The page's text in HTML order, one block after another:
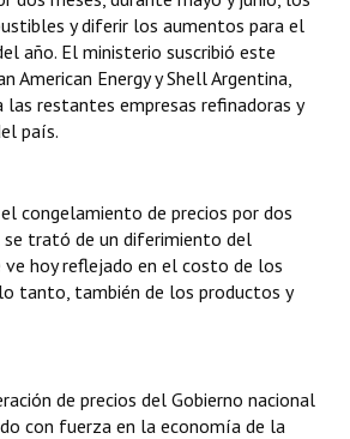
y diferir los aumentos para el
año. El ministerio suscribió este
American Energy y Shell Argentina,
las restantes empresas refinadoras y
país.
congelamiento de precios por dos
se trató de un diferimiento del
ve hoy reflejado en el costo de los
tanto, también de los productos y
de precios del Gobierno nacional
con fuerza en la economía de la